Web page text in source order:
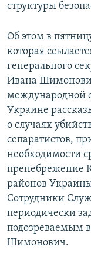
структуры
Об этом в
которая
генерального
Ивана
международной
Украине
о случаях
сепаратистов,
необходимости
пренебрежение
районов
Сотрудники
периодически
подозреваемым в
Шимонович.